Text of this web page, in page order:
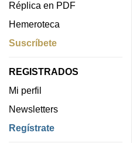
Réplica en PDF
Hemeroteca
Suscríbete
REGISTRADOS
Mi perfil
Newsletters
Regístrate